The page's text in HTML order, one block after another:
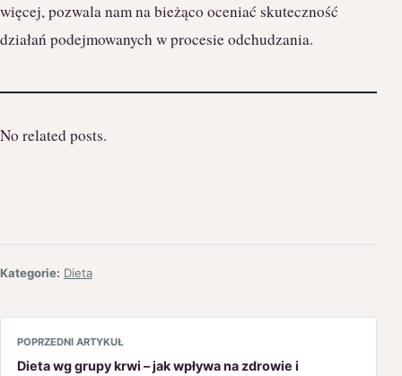
więcej, pozwala nam na bieżąco oceniać skuteczność
działań podejmowanych w procesie odchudzania.
No related posts.
Kategorie: Dieta
POPRZEDNI ARTYKUŁ
Dieta wg grupy krwi – jak wpływa na zdrowie i